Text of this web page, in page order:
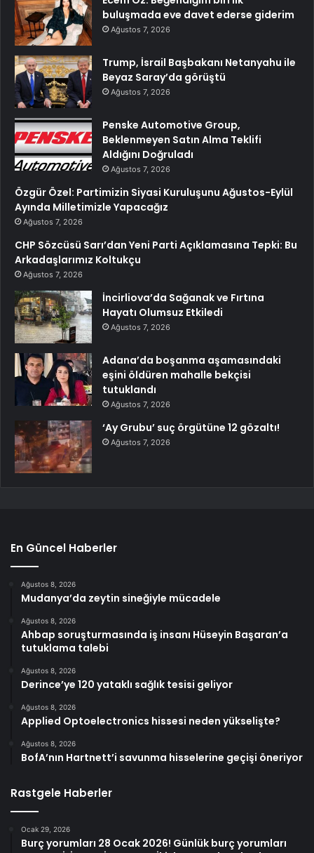
buluşmada eve davet ederse giderim
Ağustos 7, 2026
Trump, İsrail Başbakanı Netanyahu ile
Beyaz Saray’da görüştü
Ağustos 7, 2026
Penske Automotive Group,
Beklenmeyen Satın Alma Teklifi
Aldığını Doğruladı
Ağustos 7, 2026
Özgür Özel: Partimizin Siyasi Kuruluşunu Ağustos-Eylül
Ayında Milletimizle Yapacağız
Ağustos 7, 2026
CHP Sözcüsü Sarı’dan Yeni Parti Açıklamasına Tepki: Bu
Arkadaşlarımız Koltukçu
Ağustos 7, 2026
İncirliova’da Sağanak ve Fırtına
Hayatı Olumsuz Etkiledi
Ağustos 7, 2026
Adana’da boşanma aşamasındaki
eşini öldüren mahalle bekçisi
tutuklandı
Ağustos 7, 2026
‘Ay Grubu’ suç örgütüne 12 gözaltı!
Ağustos 7, 2026
En Güncel Haberler
Ağustos 8, 2026
Mudanya’da zeytin sineğiyle mücadele
Ağustos 8, 2026
Ahbap soruşturmasında iş insanı Hüseyin Başaran’a
tutuklama talebi
Ağustos 8, 2026
Derince’ye 120 yataklı sağlık tesisi geliyor
Ağustos 8, 2026
Applied Optoelectronics hissesi neden yükselişte?
Ağustos 8, 2026
BofA’nın Hartnett’i savunma hisselerine geçişi öneriyor
Rastgele Haberler
Ocak 29, 2026
Burç yorumları 28 Ocak 2026! Günlük burç yorumları